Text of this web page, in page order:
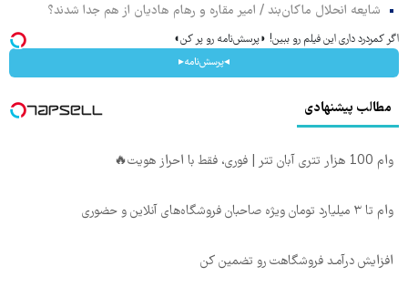
شایعه انحلال ماکان‌بند / امیر مقاره و رهام هادیان از هم جدا شدند؟
اگر کمردرد داری این فیلم رو ببین! ◗پرسش‌نامه رو پر کن◖
◂پرسش‌نامه▸
مطالب پیشنهادی
وام 100 هزار تتری آبان تتر | فوری، فقط با احراز هویت🔥
وام تا ۳ میلیارد تومان ویژه صاحبان فروشگاه‌های آنلاین و حضوری
افزایش درآمـد فروشگاهت رو تضمین کن